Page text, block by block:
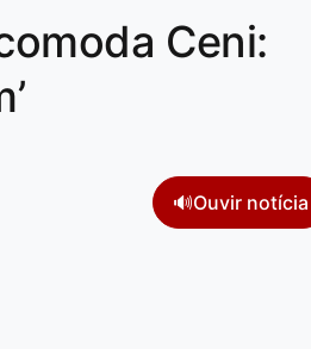
Ceni:
🔊Ouvir notícia